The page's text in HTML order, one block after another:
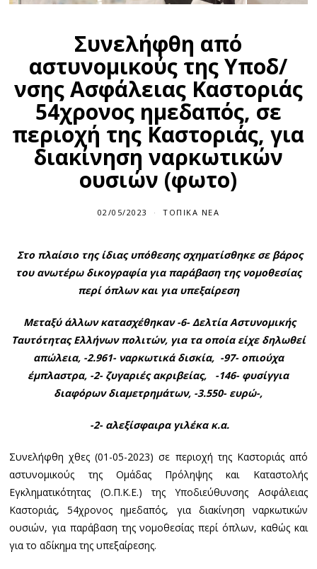
Συνελήφθη από
αστυνομικούς της Υποδ/
νσης Ασφάλειας Καστοριάς
54χρονος ημεδαπός, σε
περιοχή της Καστοριάς, για
διακίνηση ναρκωτικών
ουσιών (φωτο)
02/05/2023
5
2
0
2
ΤΟΠΙΚΆ ΝΈΑ
Στο πλαίσιο της ίδιας υπόθεσης σχηματίσθηκε σε βάρος
του ανωτέρω δικογραφία για παράβαση της νομοθεσίας
περί όπλων και για υπεξαίρεση
Μεταξύ άλλων κατασχέθηκαν -6- Δελτία Αστυνομικής
Ταυτότητας Ελλήνων πολιτών, για τα οποία είχε δηλωθεί
απώλεια, -2.961- ναρκωτικά δισκία, -97- οπιούχα
έμπλαστρα, -2- ζυγαριές ακριβείας,
-146- φυσίγγια
διαφόρων διαμετρημάτων, -3.550- ευρώ-,
-2- αλεξίσφαιρα γιλέκακ.α.
Συνελήφθη χθες (01-05-2023) σε περιοχή της Καστοριάς από
αστυνομικούς της Ομάδας Πρόληψης και Καταστολής
Εγκληματικότητας (Ο.Π.Κ.Ε.) της Υποδιεύθυνσης Ασφάλειας
Καστοριάς, 54χρονος ημεδαπός, για διακίνηση ναρκωτικών
ουσιών, για παράβαση της νομοθεσίας περί όπλων, καθώς και
για το αδίκημα της υπεξαίρεσης.